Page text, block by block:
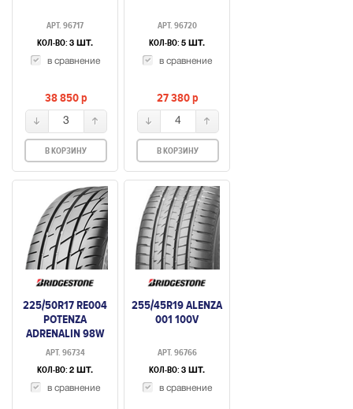
АРТ. 96717
КОЛ-ВО: 3 ШТ.
в сравнение
38 850p
3
В КОРЗИНУ
АРТ. 96720
КОЛ-ВО: 5 ШТ.
в сравнение
27 380p
4
В КОРЗИНУ
225/50R17 RE004
POTENZA
ADRENALIN 98W
АРТ. 96734
КОЛ-ВО: 2 ШТ.
в сравнение
255/45R19 ALENZA
001 100V
АРТ. 96766
КОЛ-ВО: 3 ШТ.
в сравнение